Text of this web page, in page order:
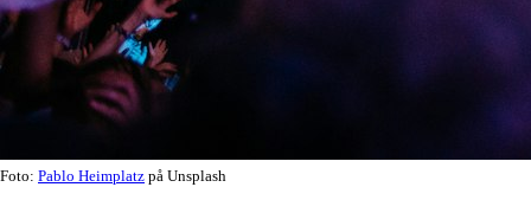
Foto: Pablo Heimplatz på Unsplash